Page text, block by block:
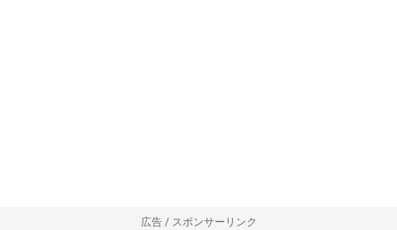
広告 / スポンサーリンク